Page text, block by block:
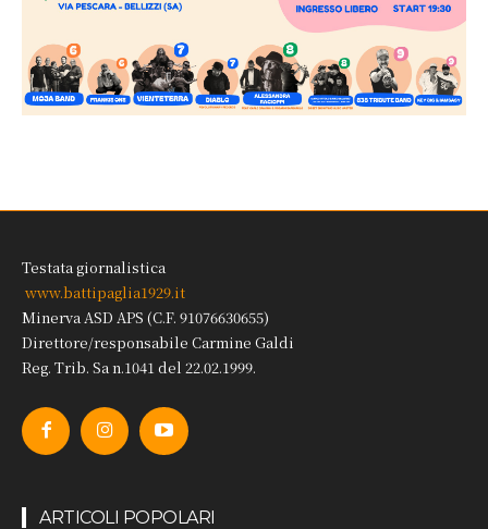
Testata giornalistica
www.battipaglia1929.it
Minerva ASD APS (C.F. 91076630655)
Direttore/responsabile Carmine Galdi
Reg. Trib. Sa n.1041 del 22.02.1999.
ARTICOLI POPOLARI